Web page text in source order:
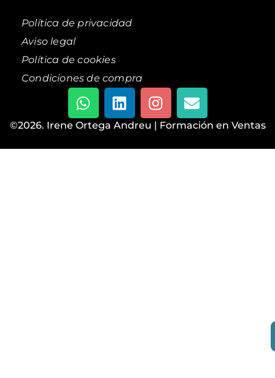
Política de privacidad
Aviso legal
Política de cookies
Condiciones de compra
©2026. Irene Ortega Andreu | Formación en Ventas